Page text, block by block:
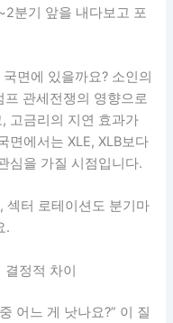
분기 앞을 내다보고 포
면에 있을까요? 소인의
프 관세전쟁의 영향으로
고금리의 지연 효과가
면에서는 XLE, XLB보다
심을 가질 시점입니다.
섹터 로테이션도 분기마
.
정적 차이
어느 게 낫나요?” 이 질